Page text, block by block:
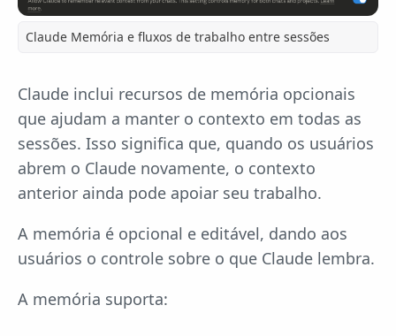
Claude Memória e fluxos de trabalho entre sessões
Claude inclui recursos de memória opcionais
que ajudam a manter o contexto em todas as
sessões. Isso significa que, quando os usuários
abrem o Claude novamente, o contexto
anterior ainda pode apoiar seu trabalho.
A memória é opcional e editável, dando aos
usuários o controle sobre o que Claude lembra.
A memória suporta: